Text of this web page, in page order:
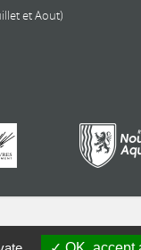
et Aout)